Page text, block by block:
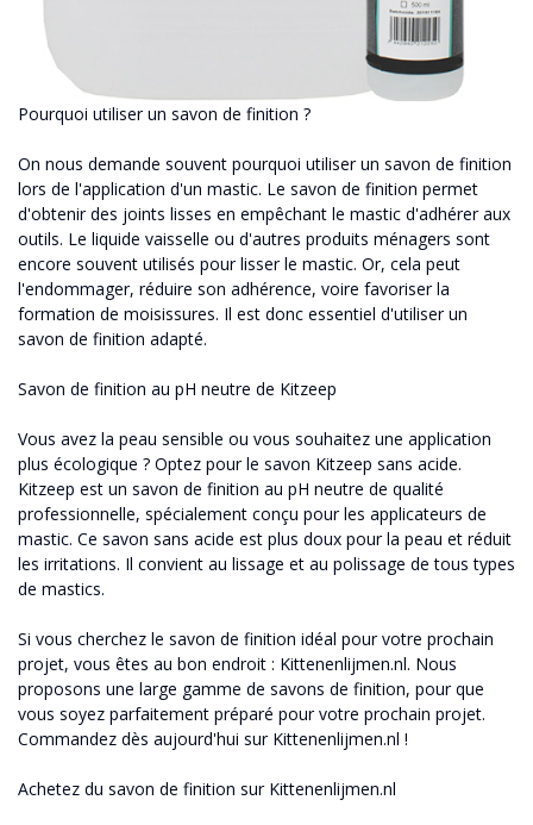
Pourquoi utiliser un savon de finition ?
On nous demande souvent pourquoi utiliser un savon de finition
lors de l'application d'un mastic. Le savon de finition permet
d'obtenir des joints lisses en empêchant le mastic d'adhérer aux
outils. Le liquide vaisselle ou d'autres produits ménagers sont
encore souvent utilisés pour lisser le mastic. Or, cela peut
l'endommager, réduire son adhérence, voire favoriser la
formation de moisissures. Il est donc essentiel d'utiliser un
savon de finition adapté.
Savon de finition au pH neutre de Kitzeep
Vous avez la peau sensible ou vous souhaitez une application
plus écologique ? Optez pour le savon Kitzeep sans acide.
Kitzeep est un savon de finition au pH neutre de qualité
professionnelle, spécialement conçu pour les applicateurs de
mastic. Ce savon sans acide est plus doux pour la peau et réduit
les irritations. Il convient au lissage et au polissage de tous types
de mastics.
Si vous cherchez le savon de finition idéal pour votre prochain
projet, vous êtes au bon endroit : Kittenenlijmen.nl. Nous
proposons une large gamme de savons de finition, pour que
vous soyez parfaitement préparé pour votre prochain projet.
Commandez dès aujourd'hui sur Kittenenlijmen.nl !
Achetez du savon de finition sur Kittenenlijmen.nl